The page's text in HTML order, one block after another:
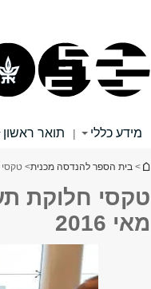
מידע כללי | תואר ראשון
הינך נמצא כאן
> בית הספר להנדסה מכנית> טקסי
טקסי חלוקת
מאי 2016